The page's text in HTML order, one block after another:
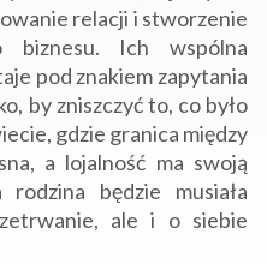
relacji i stworzenie
biznesu. Ich wspólna
pod znakiem zapytania
by zniszczyć to, co było
gdzie granica między
a lojalność ma swoją
będzie musiała
ale i o siebie